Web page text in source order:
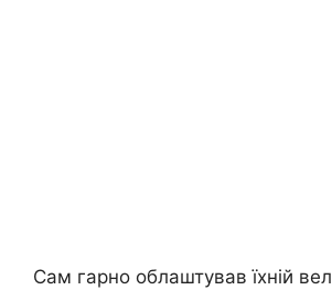
Сам гарно облаштував їхній